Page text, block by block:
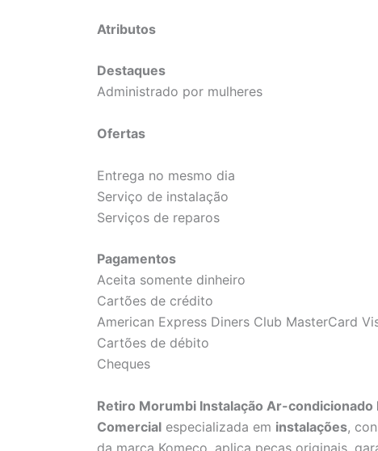
Atributos
Destaques
Administrado por mulheres
Ofertas
Entrega no mesmo dia
Serviço de instalação
Serviços de reparos
Pagamentos
Aceita somente dinheiro
Cartões de crédito
American Express Diners Club MasterCard
Cartões de débito
Cheques
Retiro Morumbi Instalação Ar-condicionado
Comercial especializada em instalações,
da marca Komeco, aplica peças originais,